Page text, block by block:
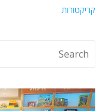
קריקטורות